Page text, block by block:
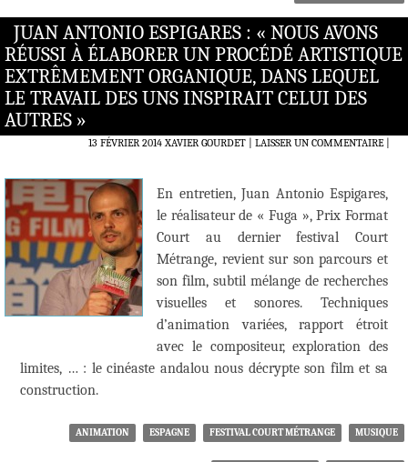
JUAN ANTONIO ESPIGARES : « NOUS AVONS
RÉUSSI À ÉLABORER UN PROCÉDÉ ARTISTIQUE
EXTRÊMEMENT ORGANIQUE, DANS LEQUEL
LE TRAVAIL DES UNS INSPIRAIT CELUI DES
AUTRES »
13 FÉVRIER 2014 XAVIER GOURDET LAISSER UN COMMENTAIRE|
En entretien, Juan Antonio Espigares,
le réalisateur de « Fuga », Prix Format
Court au dernier festival Court
Métrange, revient sur son parcours et
son film, subtil mélange de recherches
visuelles et sonores. Techniques
d’animation variées, rapport étroit
avec le compositeur, exploration des
limites, … : le cinéaste andalou nous décrypte son film et sa
construction.
ANIMATION ESPAGNE FESTIVAL COURT MÉTRANGE MUSIQUE